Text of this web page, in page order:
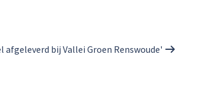
bij Vallei Groen Renswoude'